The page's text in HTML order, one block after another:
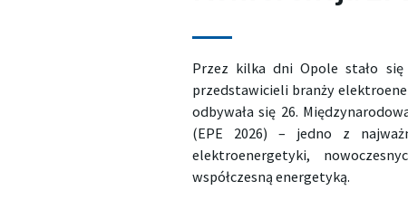
Przez kilka dni Opole stało
przedstawicieli branży
odbywała się 26.
(EPE 2026) – jedno z
elektroenergetyki,
współczesną energetyką.